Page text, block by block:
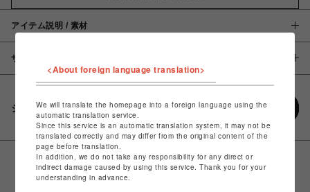
アイテム説明 / 素材
サイズ
シェアする
<About foreign language translation>
We will translate the homepage into a foreign language using the
automatic translation service.
Since this service is an automatic translation system, it may not be
translated correctly and may differ from the original content of the
page before translation.
In addition, we do not take any responsibility for any direct or
indirect damage caused by using this service. Thank you for your
understanding in advance.